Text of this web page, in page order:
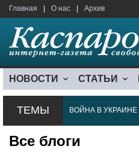
Главная О нас Архив
НОВОСТИ СТАТЬИ
ТЕМЫ ВОЙНА В УКРАИНЕ
Все блоги